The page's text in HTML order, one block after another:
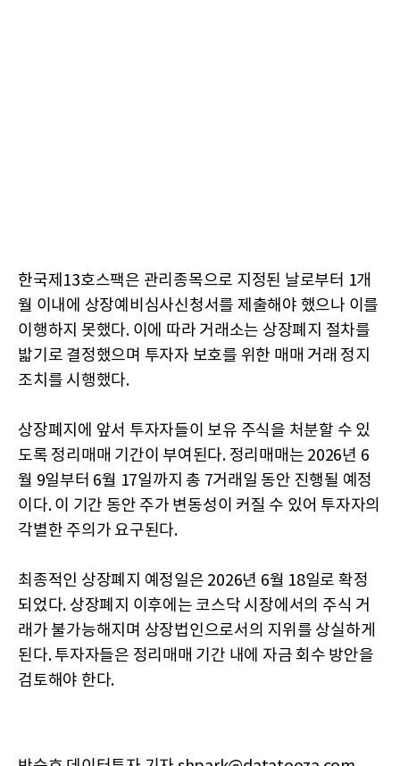
한국제13호스팩은 관리종목으로 지정된 날로부터 1개
월 이내에 상장예비심사신청서를 제출해야 했으나 이를
이행하지 못했다. 이에 따라 거래소는 상장폐지 절차를
밟기로 결정했으며 투자자 보호를 위한 매매 거래 정지
조치를 시행했다.
상장폐지에 앞서 투자자들이 보유 주식을 처분할 수 있
도록 정리매매 기간이 부여된다. 정리매매는 2026년 6
월 9일부터 6월 17일까지 총 7거래일 동안 진행될 예정
이다. 이 기간 동안 주가 변동성이 커질 수 있어 투자자의
각별한 주의가 요구된다.
최종적인 상장폐지 예정일은 2026년 6월 18일로 확정
되었다. 상장폐지 이후에는 코스닥 시장에서의 주식 거
래가 불가능해지며 상장법인으로서의 지위를 상실하게
된다. 투자자들은 정리매매 기간 내에 자금 회수 방안을
검토해야 한다.